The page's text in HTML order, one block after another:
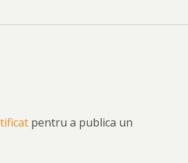
pentru a publica un